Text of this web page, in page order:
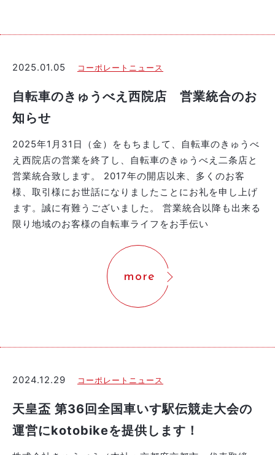
2025.01.05 コーポレートニュース
自転車のきゅうべえ西院店 営業統合のお
知らせ
2025年1月31日（金）をもちまして、自転車のきゅうべ
え西院店の営業を終了し、自転車のきゅうべえ二条店と
営業統合致します。 2017年の開店以来、多くのお客
様、取引様にお世話になりましたことにお礼を申し上げ
ます。誠に有難うございました。 営業統合以降も出来る
限り地域のお客様の自転車ライフをお手伝い
more
2024.12.29 コーポレートニュース
天皇盃 第36回全国車いす駅伝競走大会の
運営にkotobikeを提供します！